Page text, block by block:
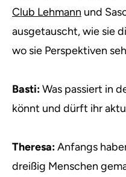
Club Lehmann und
ausgetauscht, wie sie
wo sie Perspektiven
Basti:Was passiert in
könnt und dürft ihr
Theresa:Anfangs
dreißig Menschen